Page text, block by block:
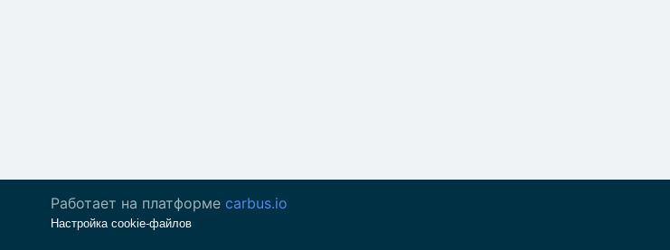
Работает на платформе carbus.io
Настройка cookie-файлов